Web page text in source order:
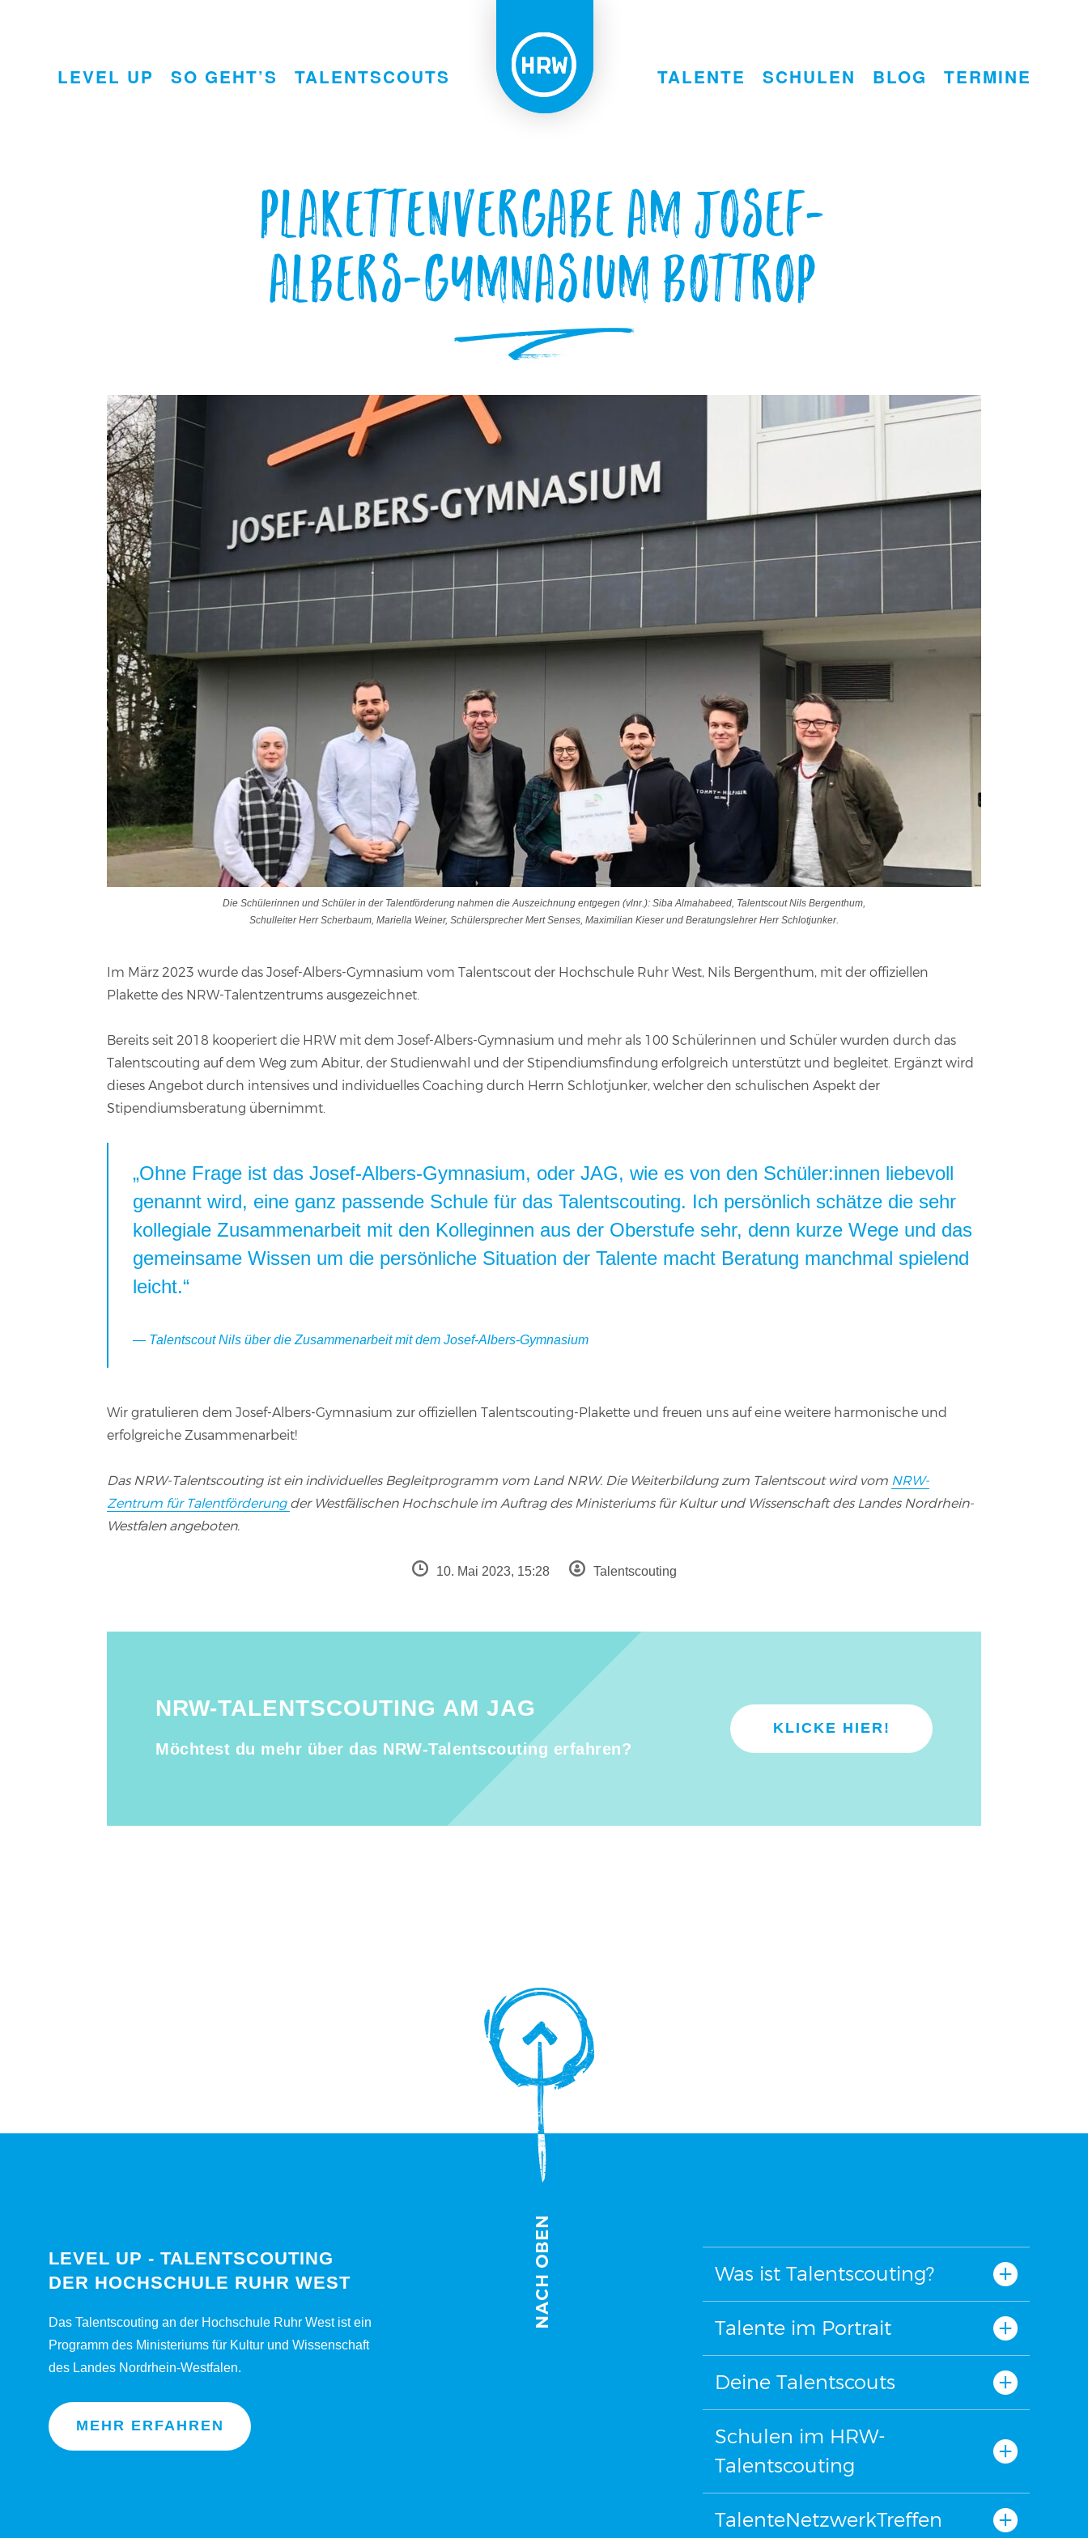
LEVEL UP SO GEHT’S TALENTSCOUTS TERMINE
BLOG
SCHULEN
TALENTE
Plakettenvergabe am Josef-
Albers-Gymnasium Bottrop
Die Schülerinnen und Schüler in der Talentförderung nahmen die Auszeichnung entgegen (vlnr.): Siba Almahabeed, Talentscout Nils Bergenthum,
Schulleiter Herr Scherbaum, Mariella Weiner, Schülersprecher Mert Senses, Maximilian Kieser und Beratungslehrer Herr Schlotjunker.
Im März 2023 wurde das Josef-Albers-Gymnasium vom Talentscout der Hochschule Ruhr West, Nils Bergenthum, mit der offiziellen
Plakette des NRW-Talentzentrums ausgezeichnet.
Bereits seit 2018 kooperiert die HRW mit dem Josef-Albers-Gymnasium und mehr als 100 Schülerinnen und Schüler wurden durch das
Talentscouting auf dem Weg zum Abitur, der Studienwahl und der Stipendiumsfindung erfolgreich unterstützt und begleitet. Ergänzt wird
dieses Angebot durch intensives und individuelles Coaching durch Herrn Schlotjunker, welcher den schulischen Aspekt der
Stipendiumsberatung übernimmt.
„Ohne Frage ist das Josef-Albers-Gymnasium, oder JAG, wie es von den Schüler:innen liebevoll
genannt wird, eine ganz passende Schule für das Talentscouting. Ich persönlich schätze die sehr
kollegiale Zusammenarbeit mit den Kolleginnen aus der Oberstufe sehr, denn kurze Wege und das
gemeinsame Wissen um die persönliche Situation der Talente macht Beratung manchmal spielend
leicht.“
Talentscout Nils über die Zusammenarbeit mit dem Josef-Albers-Gymnasium
Wir gratulieren dem Josef-Albers-Gymnasium zur offiziellen Talentscouting-Plakette und freuen uns auf eine weitere harmonische und
erfolgreiche Zusammenarbeit!
Das NRW-Talentscouting ist ein individuelles Begleitprogramm vom Land NRW. Die Weiterbildung zum Talentscout wird vom NRW-
Zentrum für Talentförderung der Westfälischen Hochschule im Auftrag des Ministeriums für Kultur und Wissenschaft des Landes Nordrhein-
Westfalen angeboten.
10. Mai 2023, 15:28 Talentscouting
NRW-TALENTSCOUTING AM JAG
Möchtest du mehr über das NRW-Talentscouting erfahren?
KLICKE HIER!
LEVEL UP - TALENTSCOUTING
DER HOCHSCHULE RUHR WEST
Das Talentscouting an der Hochschule Ruhr West ist ein
Programm des Ministeriums für Kultur und Wissenschaft
des Landes Nordrhein-Westfalen.
MEHR ERFAHREN
Was ist Talentscouting?
Talente im Portrait
Deine Talentscouts
Schulen im HRW-
Talentscouting
TalenteNetzwerkTreffen